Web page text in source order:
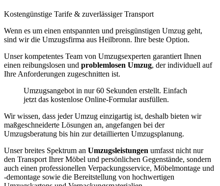
Kostengünstige Tarife & zuverlässiger Transport
Wenn es um einen entspannten und preisgünstigen Umzug geht,
sind wir die Umzugsfirma aus Heilbronn. Ihre beste Option.
Unser kompetentes Team von Umzugsexperten garantiert Ihnen
einen reibungslosen und problemlosen Umzug, der individuell auf
Ihre Anforderungen zugeschnitten ist.
Umzugsangebot in nur 60 Sekunden erstellt. Einfach
jetzt das kostenlose Online-Formular ausfüllen.
Wir wissen, dass jeder Umzug einzigartig ist, deshalb bieten wir
maßgeschneiderte Lösungen an, angefangen bei der
Umzugsberatung bis hin zur detaillierten Umzugsplanung.
Unser breites Spektrum an Umzugsleistungen umfasst nicht nur
den Transport Ihrer Möbel und persönlichen Gegenstände, sondern
auch einen professionellen Verpackungsservice, Möbelmontage und
-demontage sowie die Bereitstellung von hochwertigen